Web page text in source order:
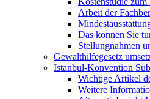
Arbeit der
Das können Sie
Stellungnahmen
Gewalthilfegesetz
Istanbul-Konvention
Wichtige Artikel
Weitere